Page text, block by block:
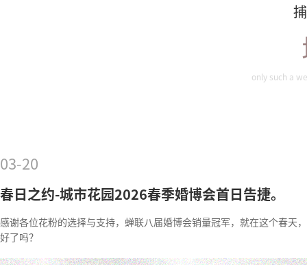
only such a
03-20
春日之约-城市花园2026春季婚博会首日告捷。
感谢各位花粉的选择与支持，蝉联八届婚博会销量冠军，就在这个春天
好了吗？